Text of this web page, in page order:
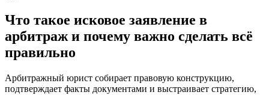
Что такое исковое заявление в
арбитраж и почему важно сделать всё
правильно
Арбитражный юрист собирает правовую конструкцию,
подтверждает факты документами и выстраивает стратегию,